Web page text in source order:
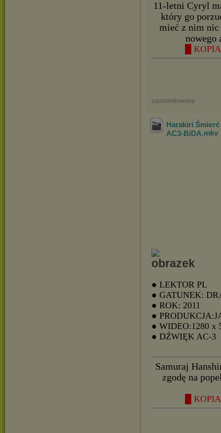
11-letni Cyryl
który go
mieć z nim nic
nowego
█
zachomikowany
Harakiri
AC3-BiDA.mkv
● LEKTOR PL
● GATUNEK:
● ROK: 2011
●
● WIDEO:1280 x
● DŹWIĘK AC-3
Samuraj
zgodę na
█